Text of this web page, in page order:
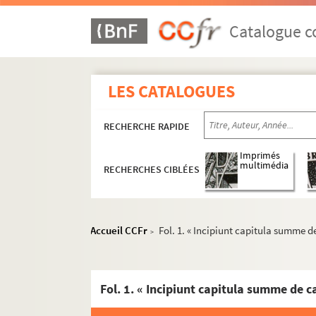
Catalogue
LES CATALOGUES
RECHERCHE RAPIDE
RECHERCHES CIBLÉES
Imprimés
multimédia
Accueil CCFr > Fol. 1. « Incipiunt capitula summe
1. Chronica Eusebii, Prosperi, Sigeberti et